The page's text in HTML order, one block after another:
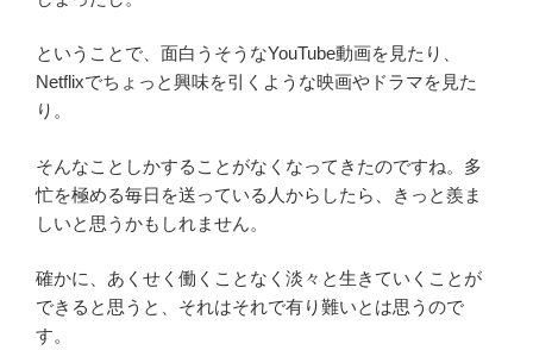
ということで、面白うそうなYouTube動画を見たり、
Netflixでちょっと興味を引くような映画やドラマを見た
り。
そんなことしかすることがなくなってきたのですね。多
忙を極める毎日を送っている人からしたら、きっと羨ま
しいと思うかもしれません。
確かに、あくせく働くことなく淡々と生きていくことが
できると思うと、それはそれで有り難いとは思うので
す。